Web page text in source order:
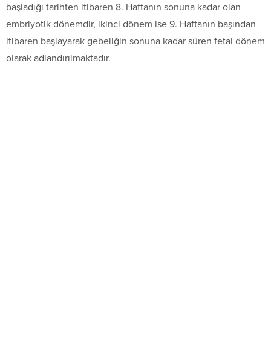
başladığı tarihten itibaren 8. Haftanın sonuna kadar olan
embriyotik dönemdir, ikinci dönem ise 9. Haftanın başından
itibaren başlayarak gebeliğin sonuna kadar süren fetal dönem
olarak adlandırılmaktadır.